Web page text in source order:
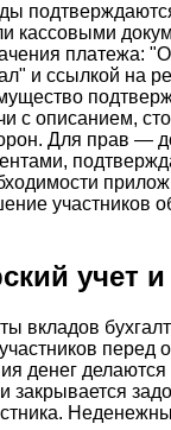
кассовыми
платежа:
и ссылкой на
с описанием,
Для прав —
участников
учет
вкладов
перед
денег делаются
закрывается